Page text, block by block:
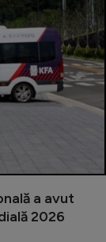
a avut
2026